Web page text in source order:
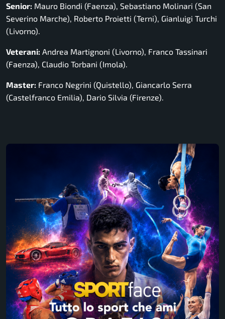
Senior: Mauro Biondi (Faenza), Sebastiano Molinari (San
Severino Marche), Roberto Proietti (Terni), Gianluigi Turchi
(Livorno).
Veterani: Andrea Martignoni (Livorno), Franco Tassinari
(Faenza), Claudio Torbani (Imola).
Master: Franco Negrini (Quistello), Giancarlo Serra
(Castelfranco Emilia), Dario Silvia (Firenze).